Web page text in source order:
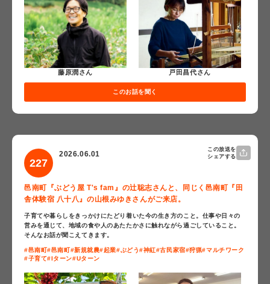
このお話を聞く
藤原潤さん 戸田昌代さん
227
2026.06.01
邑南町『ぶどう屋 T's fam』の辻聡志さんと、同じく邑南町『田
舎体験宿 八十八』の山根みゆきさんがご来店。
子育てや暮らしをきっかけにたどり着いた今の生き方のこと。仕事や日々の
営みを通じて、地域の食や人のあたたかさに触れながら過ごしていること。
そんなお話が聞こえてきます。
#邑南町#邑南町#新規就農#起業#ぶどう#神紅#古民家宿#狩猟#マルチワーク
#子育て#Iターン#Uターン
この放送を
シェアする